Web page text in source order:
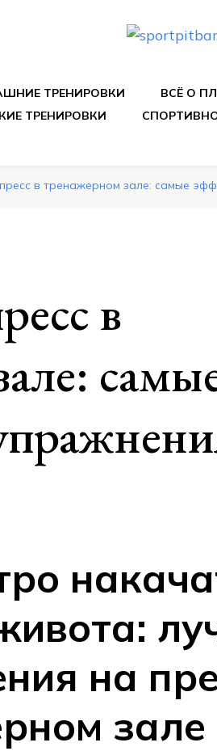
ТРЕНИРОВКИ ВСЁ О
ТРЕНИРОВКИ
в тренажерном зале: самые
в
на
зале